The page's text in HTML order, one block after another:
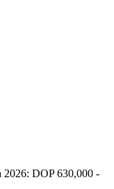
2026: DOP 630,000 -